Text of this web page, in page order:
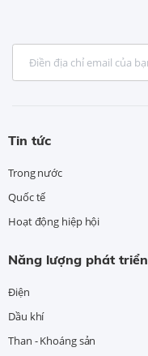
Tin tức
Trong nước
Quốc tế
Hoạt động hiệp hội
Năng lượng phát triển
Điện
Dầu khí
Than - Khoáng sản